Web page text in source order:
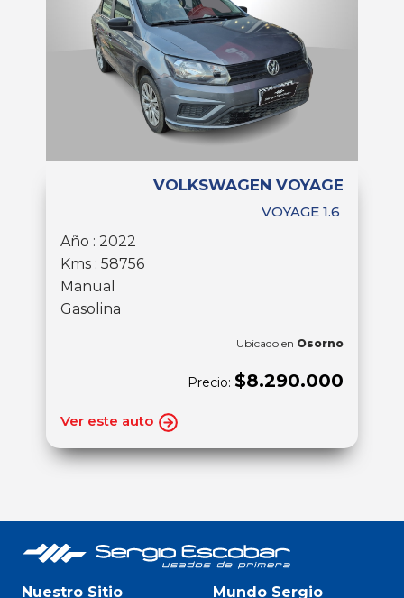
VOLKSWAGEN VOYAGE
VOYAGE 1.6
Año : 2022
Kms : 58756
Manual
Gasolina
Ubicado en Osorno
Precio: $8.290.000
Ver este auto
Nuestro Sitio Mundo Sergio